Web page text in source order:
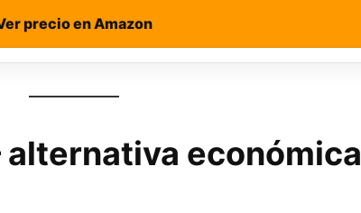
precio en Amazon
alternativa económica